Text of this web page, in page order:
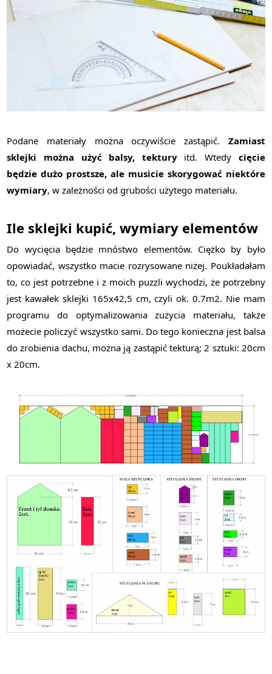
Podane materiały można oczywiście zastąpić. Zamiast
sklejki można użyć balsy, tekturyitd. Wtedy cięcie
będzie dużo prostsze, ale musicie skorygować niektóre
wymiary, w zależności od grubości użytego materiału.
Ile sklejki kupić, wymiary elementów
Do wycięcia będzie mnóstwo elementów. Ciężko by było
opowiadać, wszystko macie rozrysowane niżej. Poukładałam
to, co jest potrzebne i z moich puzzli wychodzi, że potrzebny
jest kawałek sklejki 165x42,5 cm, czyli ok. 0.7m2. Nie mam
programu do optymalizowania zużycia materiału, także
możecie policzyć wszystko sami. Do tego konieczna jest balsa
do zrobienia dachu, można ją zastąpić tekturą; 2 sztuki: 20cm
x 20cm.